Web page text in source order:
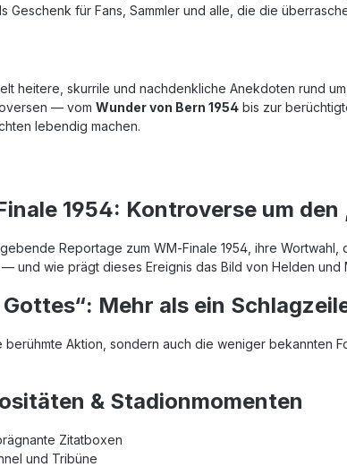
für Fans, Sammler und alle, die die
heitere, skurrile und nachdenkliche Anekdoten rund
— vom Wunder von Bern 1954 bis zur
lebendig machen.
1954: Kontroverse um den
Reportage zum WM‑Finale 1954, ihre
und wie prägt dieses Ereignis das Bild von Helden und
Mehr als ein
Aktion, sondern auch die weniger bekannten
& Stadionmomenten
Zitatboxen
und Tribüne